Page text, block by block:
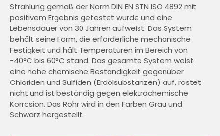
Strahlung gemäß der Norm DIN EN STN ISO 4892 mit
positivem Ergebnis getestet wurde und eine
Lebensdauer von 30 Jahren aufweist. Das System
behält seine Form, die erforderliche mechanische
Festigkeit und hält Temperaturen im Bereich von
-40°C bis 60°C stand. Das gesamte System weist
eine hohe chemische Beständigkeit gegenüber
Chloriden und Sulfiden (Erdölsubstanzen) auf, rostet
nicht und ist beständig gegen elektrochemische
Korrosion. Das Rohr wird in den Farben Grau und
Schwarz hergestellt.